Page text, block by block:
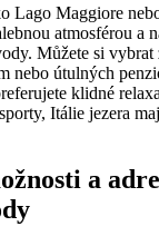
Lago Maggiore
atmosférou a
Můžete si
nebo útulných
klidné
Itálie jezera
a